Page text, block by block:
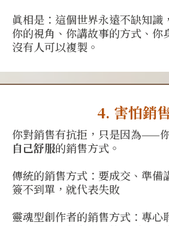
眞相是：這個世界永遠不缺知識
你的視角、你講故事的方式、你
沒有人可以複製。
4. 害怕銷
你對銷售有抗拒，只是因為——
自己舒服的銷售方式。
傳統的銷售方式：要成交、準備
簽不到單，就代表失敗
靈魂型創作者的銷售方式：專心